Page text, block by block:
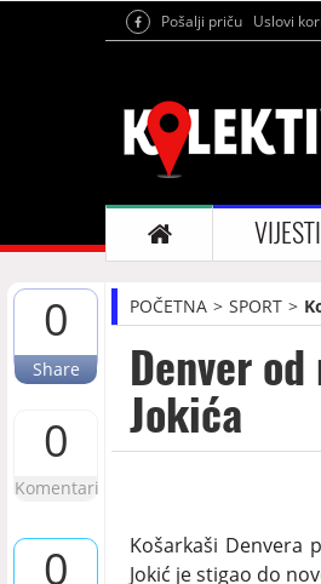
Pošalji priču Uslovi
VIJESTI
0
Share
0
Komentari
0
POČETNA SPORT
Denver
Jokića
Košarkaši Denvera
Jokić je stigao do